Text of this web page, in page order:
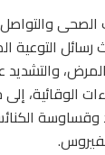
الصحى
التوعية
والتشديد
الوقائية،